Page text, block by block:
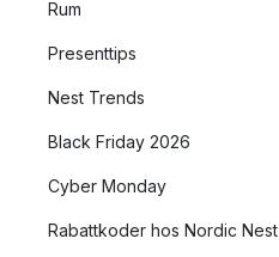
Rum
Presenttips
Nest Trends
Black Friday 2026
Cyber Monday
Rabattkoder hos Nordic Nest